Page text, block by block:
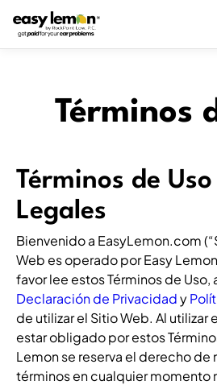
Términos
Términos de
Legales
Bienvenido a EasyLemon.com
Web es operado por Easy
favor lee estos Términos de Uso,
Declaración de Privacidady
de utilizar el Sitio Web. Al utilizar
estar obligado por estos
Lemon se reserva el derecho
términos en cualquier momento